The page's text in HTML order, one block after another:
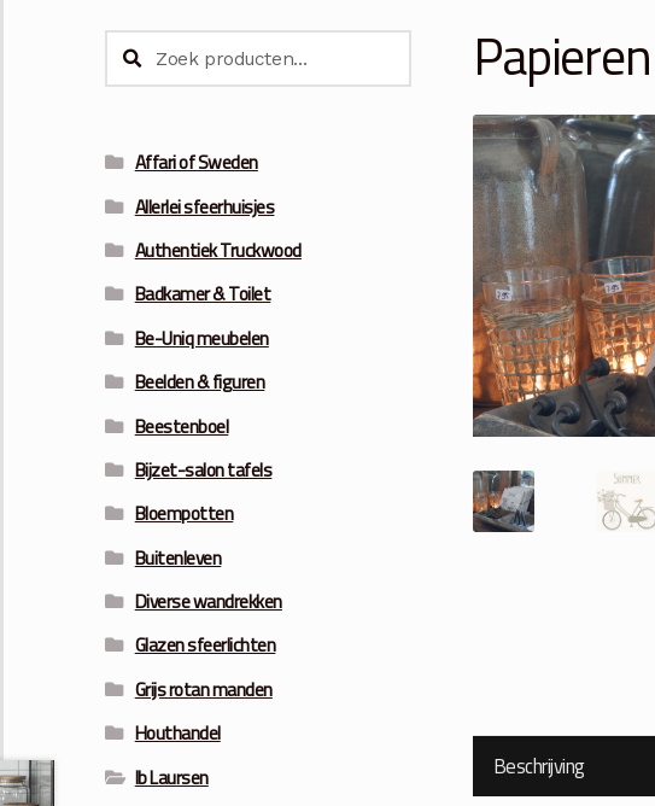
Beschrijving
Zoeken
naar:Zoeken
Affari of Sweden
Allerlei sfeerhuisjes
Authentiek Truckwood
Badkamer & Toilet
Be-Uniq meubelen
Beelden & figuren
Beestenboel
Bijzet-salon tafels
Bloempotten
Buitenleven
Diverse wandrekken
Glazen sfeerlichten
Grijs rotan manden
Houthandel
Ib Laursen